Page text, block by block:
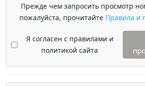
Прежде чем запросить просмотр
пожалуйста, прочитайте Правила и
Я согласен с правилами и
политикой сайта